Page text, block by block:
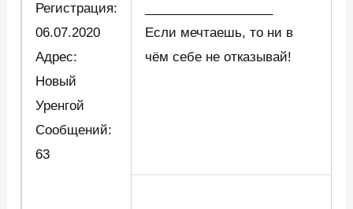
Регистрация:
06.07.2020
Адрес:
Новый
Уренгой
Сообщений:
63
Если мечтаешь, то ни в
чём себе не отказывай!